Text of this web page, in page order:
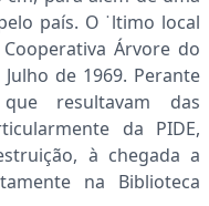
país. O ˙ltimo local
Árvore do
de 1969. Perante
resultavam das
da PIDE,
à chegada a
na Biblioteca